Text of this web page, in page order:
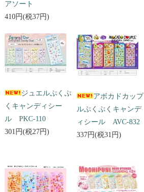
アソート
410円(税37円)
ジュエルぷくぷ
くキャンディシー
ル PKC-110
301円(税27円)
アボカドカップ
ルぷくぷくキャンデ
ィシール AVC-832
337円(税31円)